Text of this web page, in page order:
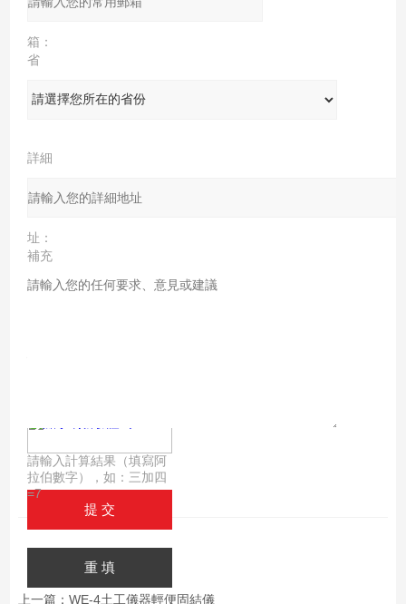
箱：
省
份：
詳細
地
址：
補充
說
請輸入計算結果（填寫阿
拉伯數字），如：三加四
=7
上一篇： WE-4土工儀器輕便固結儀